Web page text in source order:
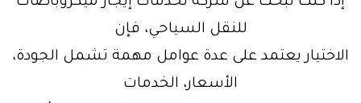
للنقل السياحي، فإن
الاختيار يعتمد على عدة عوامل مهمة تشمل الجودة،
الأسعار، الخدمات